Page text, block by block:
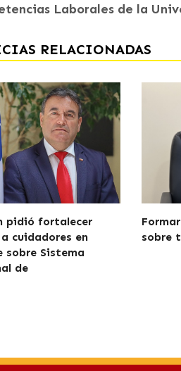
Laborales de la
RELACIONADAS
pidió fortalecer
cuidadores en
sobre Sistema
de
sobre